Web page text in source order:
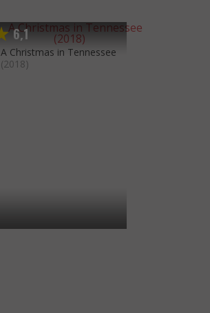
6,1
A Christmas in Tennessee
(2018)